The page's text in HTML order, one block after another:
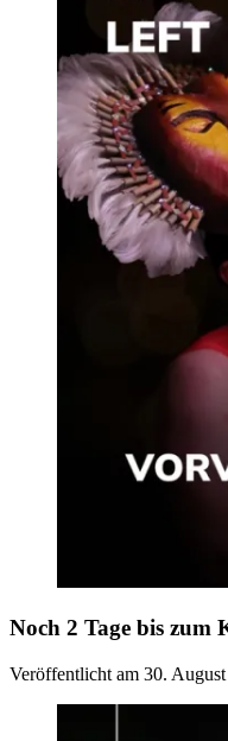
Noch 2 Tage bis zum
Veröffentlicht am 30.